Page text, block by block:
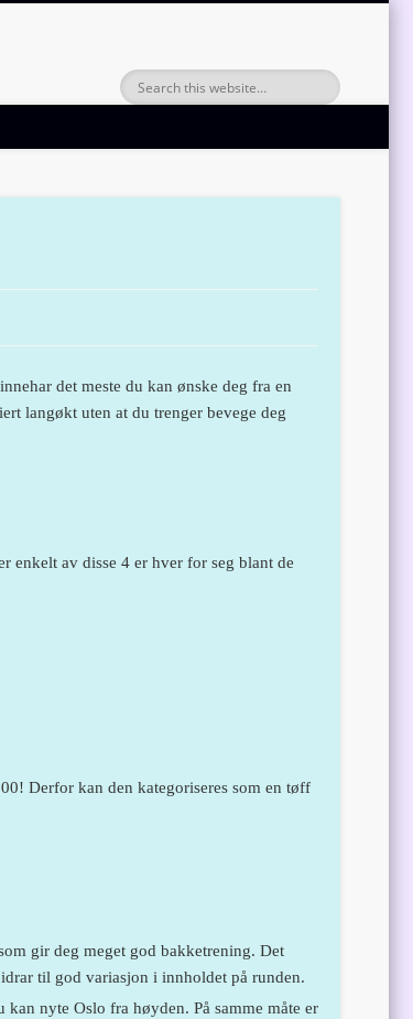
det meste du kan ønske deg fra en
langøkt uten at du trenger bevege deg
enkelt av disse 4 er hver for seg blant de
Derfor kan den kategoriseres som en tøff
gir deg meget god bakketrening. Det
til god variasjon i innholdet på runden.
nyte Oslo fra høyden. På samme måte er